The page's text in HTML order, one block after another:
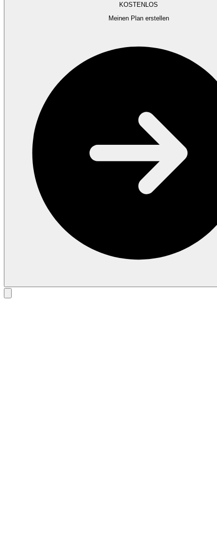
KOSTENLOS
Meinen Plan erstellen